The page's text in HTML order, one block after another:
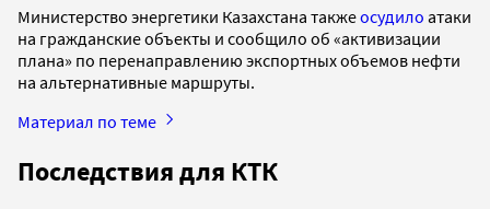
Министерство энергетики Казахстана такжеосудило атаки
на гражданские объекты и сообщило об «активизации
плана» по перенаправлению экспортных объемов нефти
на альтернативные маршруты.
Материал по теме
Последствия для КТК